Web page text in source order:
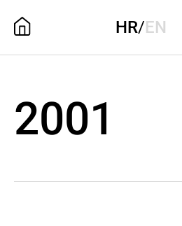
HR/EN
2001